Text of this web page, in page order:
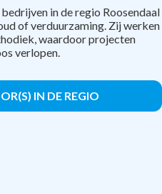
in de regio Roosendaal
of verduurzaming. Zij werken
waardoor projecten
verlopen.
IN DE REGIO